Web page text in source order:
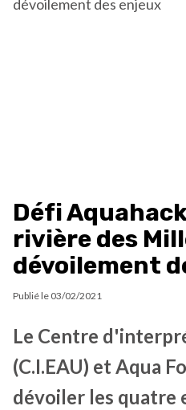
Défi
rivière des
dévoilement
Publié le 03/02/2021
Le Centre
(C.I.EAU) et Aqua
dévoiler les quatre